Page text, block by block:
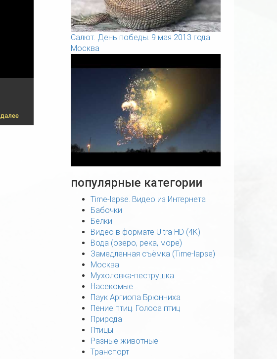
далее
Салют. День победы. 9 мая 2013 года.
Москва
популярные категории
Time-lapse. Видео из Интернета
Бабочки
Белки
Видео в формате Ultra HD (4K)
Вода (озеро, река, море)
Замедленная съёмка (Time-lapse)
Москва
Мухоловка-пеструшка
Насекомые
Паук Аргиопа Брюнниха
Пение птиц. Голоса птиц
Природа
Птицы
Разные животные
Транспорт